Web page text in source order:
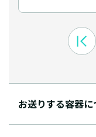
お送りする容器に